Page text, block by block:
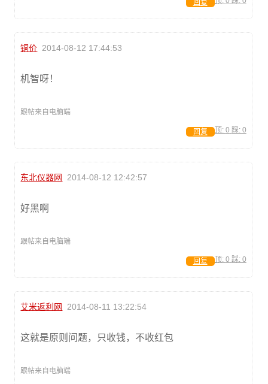
回复
铜价 2014-08-12 17:44:53
机智呀！
跟帖来自电脑端
顶: 0 踩: 0
回复
东北仪器网 2014-08-12 12:42:57
好黑啊
跟帖来自电脑端
顶: 0 踩: 0
回复
艾米返利网 2014-08-11 13:22:54
这就是原则问题，只收钱，不收红包
跟帖来自电脑端